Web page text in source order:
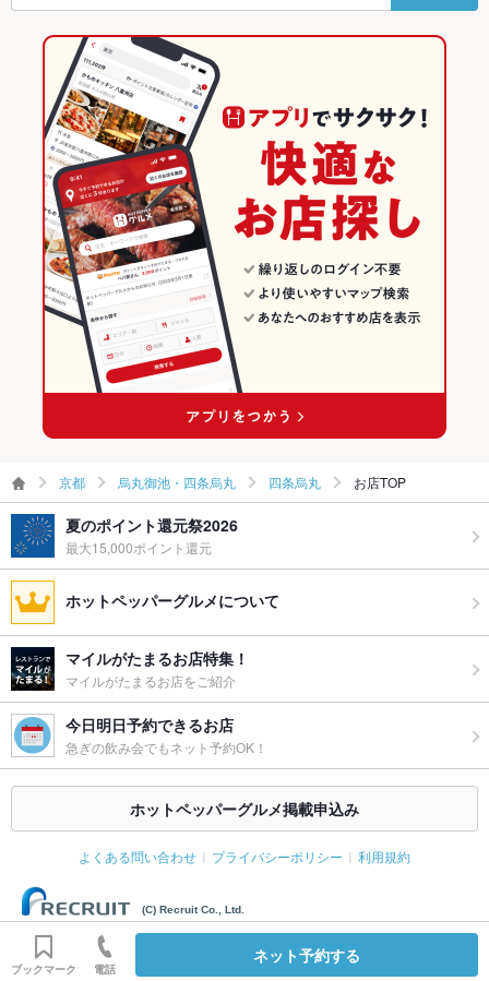
その他設備 －
飲み放題 あり ：コースにセットでご利用可能。50種以上飲み放題！
食べ放題 なし ：食べ放題はございません。
カクテル充実、ワイン充実
お子様連れ お子様連れ不可 ：お子様メニューは1200円でご用意致します☆
ウェディン
グパーティ
ー二次会
－
可
烏丸駅 × イタリアン
ダイニングバー・バル
スペインバル・イタリアンバール
烏丸御池・四条烏丸 × ダイニングバー・バル
烏丸御池・四条烏丸 × スペインバル・イタリアンバール
烏丸駅 × ダイニングバー・バル
烏丸駅 × スペインバル・イタリアンバール
四条烏丸 × スペインバル・イタリアンバール
京都 × イタリアン・フレンチ
京都 × イタリアン
京都 × ダイニングバー・バル
京都 × スペインバル・イタリアンバール
京都のイタリアン・フレンチランキング
京都のイタリアンランキング
烏丸御池・四条烏丸のグルメランキング
烏丸御池・四条烏丸のイタリアン・フレンチランキング
烏丸御池・四条烏丸のイタリアンランキング
四条烏丸のグルメランキング
四条烏丸のイタリアン・フレンチランキング
四条烏丸のイタリアンランキング
京都 烏丸御池・四条烏丸 四条烏丸 お店TOP
夏のポイント還元祭2026
最大15,000ポイント還元
ホットペッパーグルメについて
マイルがたまるお店特集！
マイルがたまるお店をご紹介
今日明日予約できるお店
急ぎの飲み会でもネット予約OK！
ホットペッパーグルメ掲載申込み
よくある問い合わせ プライバシーポリシー 利用規約
(C) Recruit Co., Ltd.
ブックマーク 電話
ネット予約する